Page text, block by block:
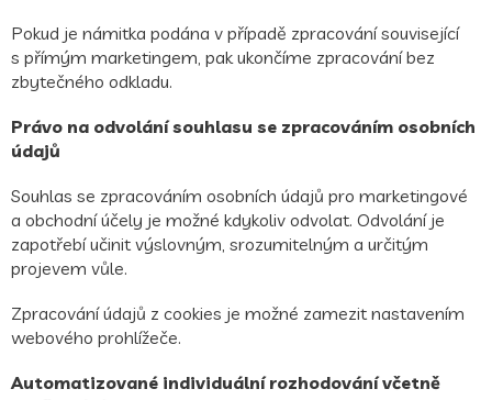
Pokud je námitka podána v případě zpracování související
s přímým marketingem, pak ukončíme zpracování bez
zbytečného odkladu.
Právo na odvolání souhlasu se zpracováním osobních
údajů
Souhlas se zpracováním osobních údajů pro marketingové
a obchodní účely je možné kdykoliv odvolat. Odvolání je
zapotřebí učinit výslovným, srozumitelným a určitým
projevem vůle.
Zpracování údajů z cookies je možné zamezit nastavením
webového prohlížeče.
Automatizované individuální rozhodování včetně